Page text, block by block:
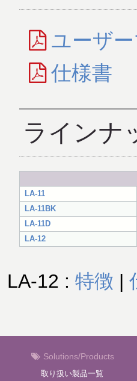
ユーザ
仕様書
ラインナ
LA-11
LA-11BK
LA-11D
LA-12
LA-12 : 特徴 |
Solutions/Products
取り扱い製品一覧